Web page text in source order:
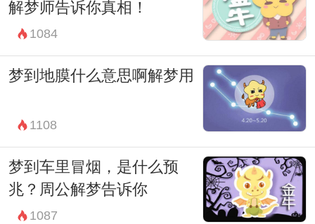
因此，尽管梦境的解析有时充满了复杂性和
多义性，但它们仍然值得我们关注和深思。
无论梦见什么样的场景，都可以通过对梦境
的解析来增进对自己内在世界的理解，帮助
我们更好地应对生活中的挑战和变化。
最后，鞋子被水冲走的梦境提醒我们，在快
节奏的生活中，时常停下来，倾听内心的声
音，或许会发现意想不到的智慧和力量，引
解梦师告诉你真相！
1084
梦到地膜什么意思啊解梦用
1108
梦到车里冒烟，是什么预
兆？周公解梦告诉你
1087